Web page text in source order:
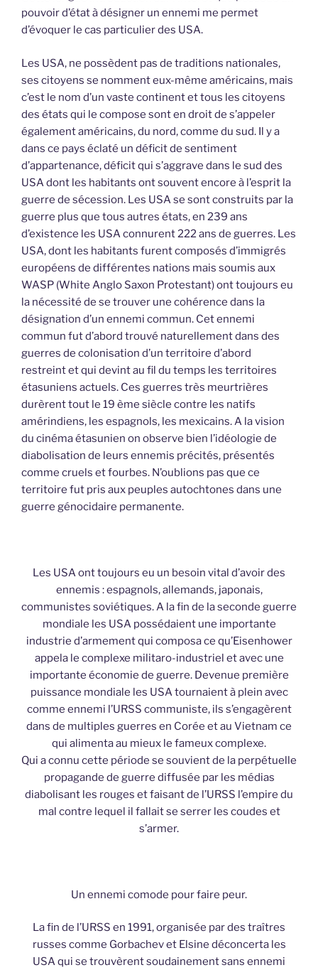
pouvoir d’état à désigner un ennemi me permet
d’évoquer le cas particulier des USA.
Les USA, ne possèdent pas de traditions nationales,
ses citoyens se nomment eux-même américains, mais
c’est le nom d’un vaste continent et tous les citoyens
des états qui le compose sont en droit de s’appeler
également américains, du nord, comme du sud. Il y a
dans ce pays éclaté un déficit de sentiment
d’appartenance, déficit qui s’aggrave dans le sud des
USA dont les habitants ont souvent encore à l’esprit la
guerre de sécession. Les USA se sont construits par la
guerre plus que tous autres états, en 239 ans
d’existence les USA connurent 222 ans de guerres. Les
USA, dont les habitants furent composés d’immigrés
européens de différentes nations mais soumis aux
WASP (White Anglo Saxon Protestant) ont toujours eu
la nécessité de se trouver une cohérence dans la
désignation d’un ennemi commun. Cet ennemi
commun fut d’abord trouvé naturellement dans des
guerres de colonisation d’un territoire d’abord
restreint et qui devint au fil du temps les territoires
étasuniens actuels. Ces guerres très meurtrières
durèrent tout le 19 ème siècle contre les natifs
amérindiens, les espagnols, les mexicains. A la vision
du cinéma étasunien on observe bien l’idéologie de
diabolisation de leurs ennemis précités, présentés
comme cruels et fourbes. N’oublions pas que ce
territoire fut pris aux peuples autochtones dans une
guerre génocidaire permanente.
Les USA ont toujours eu un besoin vital d’avoir des
ennemis : espagnols, allemands, japonais,
communistes soviétiques. A la fin de la seconde guerre
mondiale les USA possédaient une importante
industrie d’armement qui composa ce qu’Eisenhower
appela le complexe militaro-industriel et avec une
importante économie de guerre. Devenue première
puissance mondiale les USA tournaient à plein avec
comme ennemi l’URSS communiste, ils s’engagèrent
dans de multiples guerres en Corée et au Vietnam ce
qui alimenta au mieux le fameux complexe.
Qui a connu cette période se souvient de la perpétuelle
propagande de guerre diffusée par les médias
diabolisant les rouges et faisant de l’URSS l’empire du
mal contre lequel il fallait se serrer les coudes et
s’armer.
Un ennemi comode pour faire peur.
La fin de l’URSS en 1991, organisée par des traîtres
russes comme Gorbachev et Elsine déconcerta les
USA qui se trouvèrent soudainement sans ennemi